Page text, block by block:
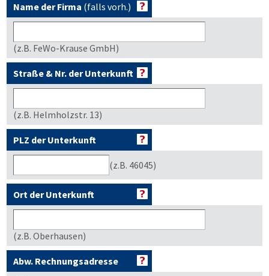
Name der Firma (falls vorh.)
(z.B. FeWo-Krause GmbH)
Straße & Nr. der Unterkunft
(z.B. Helmholzstr. 13)
PLZ der Unterkunft
(z.B. 46045)
Ort der Unterkunft
(z.B. Oberhausen)
Abw. Rechnungsadresse